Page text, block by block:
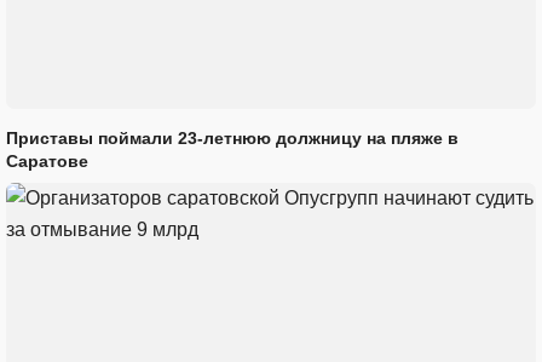
Приставы поймали 23-летнюю должницу на пляже в
Саратове